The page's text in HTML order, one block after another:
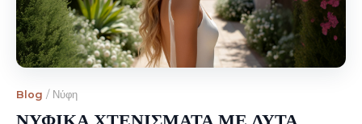
Blog / Νύφη
ΝΥΦΙΚΑ ΧΤΕΝΙΣΜΑΤΑ ΜΕ ΛΥΤΑ